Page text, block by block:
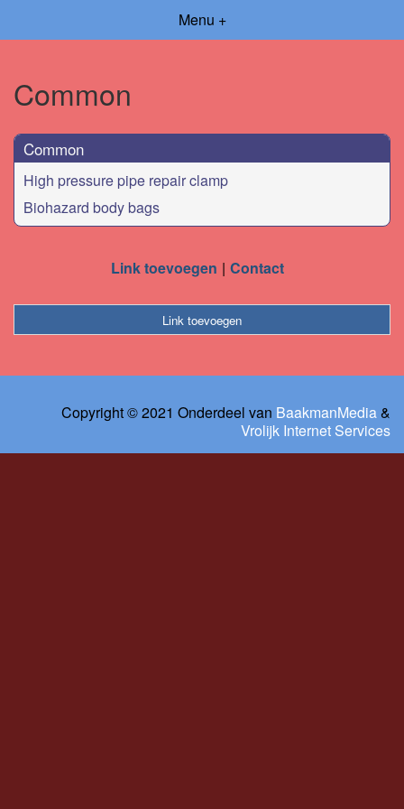
Menu +
Common
Common
High pressure pipe repair clamp
Biohazard body bags
Link toevoegen Contact
Link toevoegen
Copyright © 2021 Onderdeel van BaakmanMedia&
Vrolijk Internet Services